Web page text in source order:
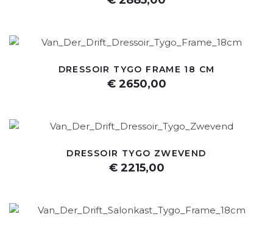
DRESSOIR TYGO FRAME 18 CM
€ 2650,00
DRESSOIR TYGO ZWEVEND
€ 2215,00